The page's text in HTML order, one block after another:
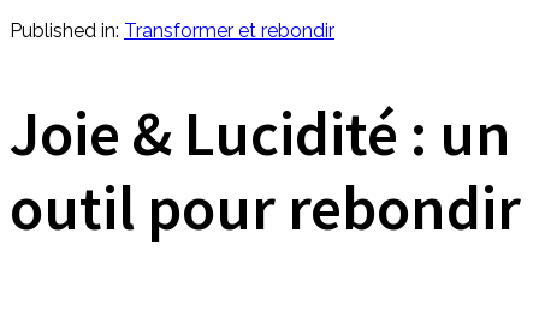
Published in: Transformer et rebondir
Joie & Lucidité : un
outil pour rebondir